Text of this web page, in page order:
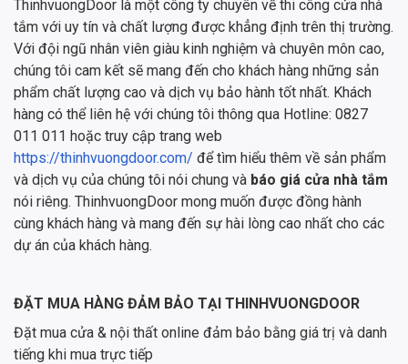
ThinhvuongDoor là một công ty chuyên về thi công cửa nhà
tắm với uy tín và chất lượng được khẳng định trên thị trường.
Với đội ngũ nhân viên giàu kinh nghiệm và chuyên môn cao,
chúng tôi cam kết sẽ mang đến cho khách hàng những sản
phẩm chất lượng cao và dịch vụ bảo hành tốt nhất. Khách
hàng có thể liên hệ với chúng tôi thông qua Hotline: 0827
011 011 hoặc truy cập trang web
https://thinhvuongdoor.com/ để tìm hiểu thêm về sản phẩm
và dịch vụ của chúng tôi nói chung và báo giá cửa nhà tắm
nói riêng. ThinhvuongDoor mong muốn được đồng hành
cùng khách hàng và mang đến sự hài lòng cao nhất cho các
dự án của khách hàng.
ĐẶT MUA HÀNG ĐẢM BẢO TẠI THINHVUONGDOOR
Đặt mua cửa & nội thất online đảm bảo bằng giá trị và danh
tiếng khi mua trực tiếp